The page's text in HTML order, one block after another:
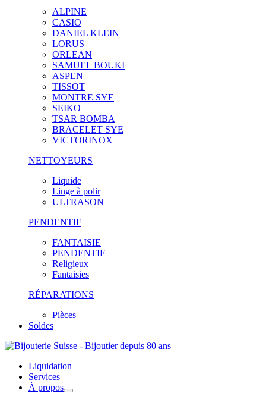
ALPINE
CASIO
DANIEL KLEIN
LORUS
ORLEAN
SAMUEL BOUKI
ASPEN
TISSOT
MONTRE SYE
SEIKO
TSAR BOMBA
BRACELET SYE
VICTORINOX
NETTOYEURS
Liquide
Linge à polir
ULTRASON
PENDENTIF
FANTAISIE
PENDENTIF
Religieux
Fantaisies
RÉPARATIONS
Pièces
Soldes
Liquidation
Services
À propos